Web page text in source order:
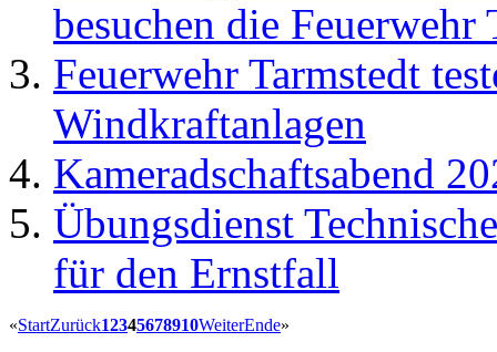
besuchen die Feuerwehr
Feuerwehr Tarmstedt
Windkraftanlagen
Kameradschaftsabend
Übungsdienst
für den Ernstfall
«StartZurück12345678910WeiterEnde»